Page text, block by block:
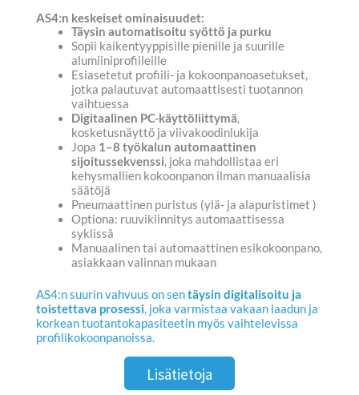
AS4:n keskeiset ominaisuudet:
Täysin automatisoitu syöttö ja purku
Sopii kaikentyyppisille pienille ja suurille
alumiiniprofiileille
Esiasetetut profiili- ja kokoonpanoasetukset,
jotka palautuvat automaattisesti tuotannon
vaihtuessa
Digitaalinen PC-käyttöliittymä,
kosketusnäyttö ja viivakoodinlukija
Jopa 1–8 työkalun automaattinen
sijoitussekvenssi, joka mahdollistaa eri
kehysmallien kokoonpanon ilman manuaalisia
säätöjä
Pneumaattinen puristus (ylä- ja alapuristimet )
Optiona: ruuvikiinnitys automaattisessa
syklissä
Manuaalinen tai automaattinen esikokoonpano,
asiakkaan valinnan mukaan
AS4:n suurin vahvuus on sentäysin digitalisoitu ja
toistettava prosessi, joka varmistaa vakaan laadun ja
korkean tuotantokapasiteetin myös vaihtelevissa
profilikokoonpanoissa.
Lisätietoja